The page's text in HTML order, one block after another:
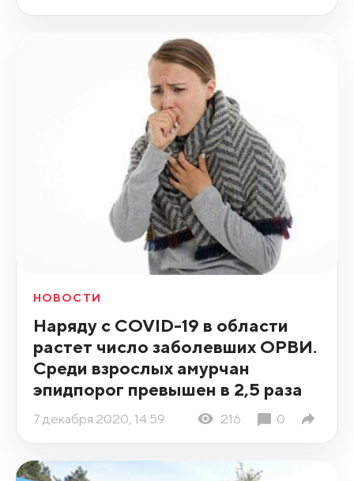
НОВОСТИ
Наряду с COVID-19 в области
растет число заболевших ОРВИ.
Среди взрослых амурчан
эпидпорог превышен в 2,5 раза
7 декабря 2020, 14:59 216 0